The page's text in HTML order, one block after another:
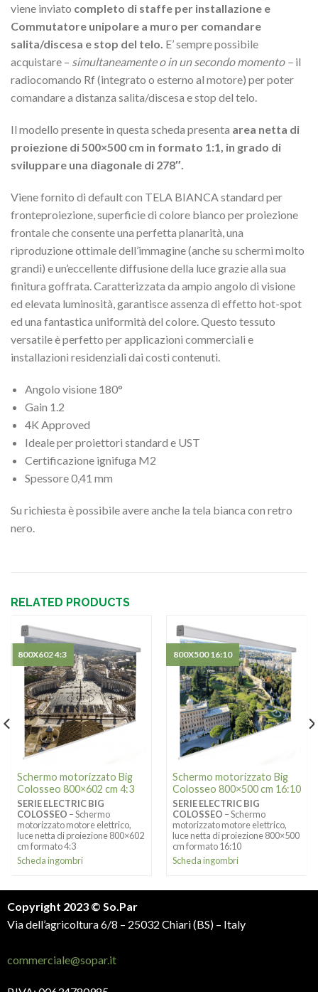
viene inviato completo di staffe per installazione e
Commutatore unipolare a muro per comandare
salita/discesa e stop del telo. E’ sempre possibile
acquistare – simultaneamente o in un secondo momento – il
radiocomando Rf (integrato o esterno al motore) per poter
comandare a distanza salita/discesa e stop del telo.
Il modello presente in questa scheda presenta area netta di
proiezione di 500×500 cm in formato 1:1, in grado di
sviluppare una diagonale di 278″.
Viene fornito di default con TELA BIANCA standard per
fronteproiezione, superficie di colore bianco per proiezione
frontale che consente una perfetta planarità, una
riproduzione ottimale dell’immagine (anche su schermi molto
grandi) e un’eccellente diffusione della luce grazie alla sua
finitura goffrata. Caratterizzata da ampio angolo di visione
ed elevata luminosità, garantisce assenza di effetto hot-spot
ed una fantastica uniformità del colore. Questo tessuto
versatile è perfetto per applicazioni commerciali e
installazioni residenziali dai costi contenuti.
Angolo visione 180°
Gain 1.2
4K Approved
Ideale per proiettori standard e UST
Certificazione ignifuga M2
Spessore 0,41 mm
Su richiesta è possibile avere anche la tela bianca con retro
nero.
RELATED PRODUCTS
Schermo motorizzato Big
Colosseo 800×602 cm 4:3
SERIE ELECTRIC BIG
COLOSSEO – Schermo
motorizzato motore elettrico,
luce netta di proiezione 800×602
cm formato 4:3
Scheda ingombri
800X602 4:3
Schermo motorizzato Big
Colosseo 800×500 cm 16:10
SERIE ELECTRIC BIG
COLOSSEO – Schermo
motorizzato motore elettrico,
luce netta di proiezione 800×500
cm formato 16:10
Scheda ingombri
800X500 16:10
Copyright 2023 © So.Par
Via dell’agricoltura 6/8 – 25032 Chiari (BS) – Italy
commerciale@sopar.it